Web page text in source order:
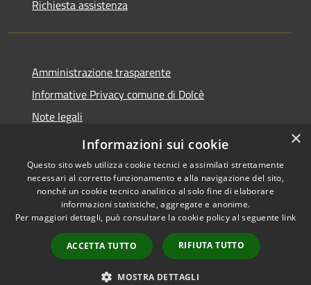
Richiesta assistenza
Amministrazione trasparente
Informative Privacy comune di Dolcè
Note legali
Dichiarazione di accessibilità
Accessibilità
Copyright © 2026 • Comune di
Dolcè • Powered by
Municipium•
Accesso
redazione
×
Informazioni sui cookie
Questo sito web utilizza cookie tecnici e assimilati strettamente
necessari al corretto funzionamento e alla navigazione del sito,
nonché un cookie tecnico analitico al solo fine di elaborare
informazioni statistiche, aggregate e anonime.
Per maggiori dettagli, può consultare la cookie policy al seguente link
ACCETTA TUTTO RIFIUTA TUTTO
MOSTRA DETTAGLI